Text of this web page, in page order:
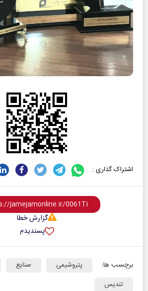
اشتراک گذاری :
گزارش خطا
پسندیدم
برچسب ها: پتروشیمی‌ صنایع
تندیس